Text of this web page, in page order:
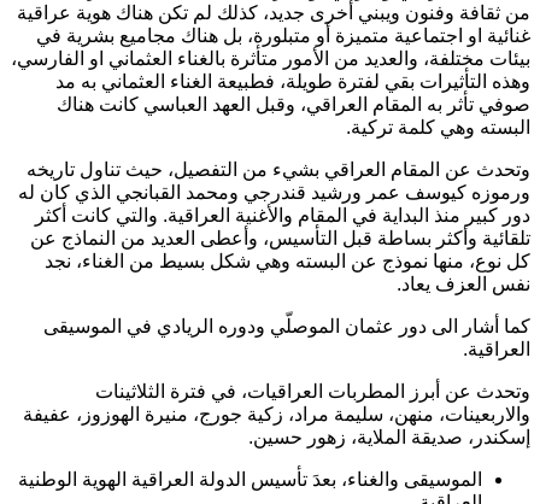
من ثقافة وفنون ويبني أخرى جديد، كذلك لم تكن هناك هوية عراقية
غنائية او اجتماعية متميزة أو متبلورة، بل هناك مجاميع بشرية في
بيئات مختلفة، والعديد من الأمور متأثرة بالغناء العثماني او الفارسي،
وهذه التأثيرات بقي لفترة طويلة، فطبيعة الغناء العثماني به مد
صوفي تأثر به المقام العراقي، وقبل العهد العباسي كانت هناك
البسته وهي كلمة تركية.
وتحدث عن المقام العراقي بشيء من التفصيل، حيث تناول تاريخه
ورموزه كيوسف عمر ورشيد قندرجي ومحمد القبانجي الذي كان له
دور كبير منذ البداية في المقام والأغنية العراقية. والتي كانت أكثر
تلقائية وأكثر بساطة قبل التأسيس، وأعطى العديد من النماذج عن
كل نوع، منها نموذج عن البسته وهي شكل بسيط من الغناء، نجد
نفس العزف يعاد.
كما أشار الى دور عثمان الموصلّي ودوره الريادي في الموسيقى
العراقية.
وتحدث عن أبرز المطربات العراقيات، في فترة الثلاثينات
والاربعينات، منهن، سليمة مراد، زكية جورج، منيرة الهوزوز، عفيفة
إسكندر، صديقة الملاية، زهور حسين.
الموسيقى والغناء، بعدَ تأسيس الدولة العراقية الهوية الوطنية